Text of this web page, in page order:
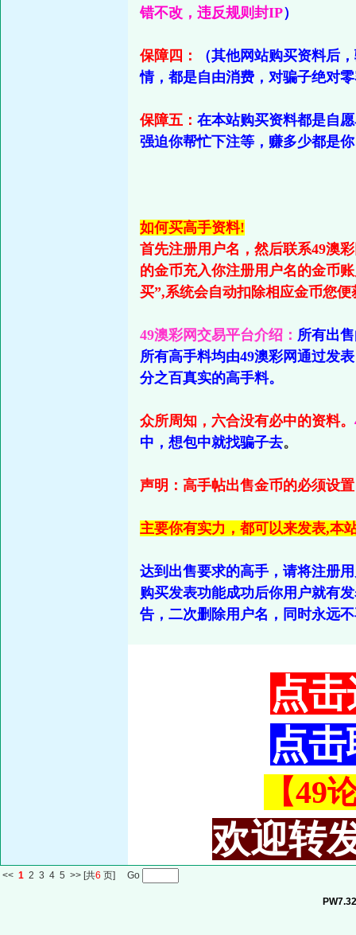
错不改，违反规则封IP）
保障四：
（其他网站购买资料后
情，都是自由消费，对骗子绝对
保障五： 在本站购买资料都是自
强迫你帮忙下注等，赚多少都是
如何买高手资料!
首先注册用户名，然后联系49澳
的金币充入你注册用户名的金币
买”,系统会自动扣除相应金币您
49澳彩网交易平台介绍： 所有出
所有高手料均由49澳彩网通过发
分之百真实的高手料。
众所周知，六合没有必中的资料。
中，想包中就找骗子去。
声明：高手帖出售金币的必须设
主要你有实力，都可以来发表,本
达到出售要求的高手，请将注册
购买发表功能成功后你用户就有
告，二次删除用户名，同时永远
点
点
【49
欢迎转
<< 1 2 3 4 5 >> [共6 页] Go